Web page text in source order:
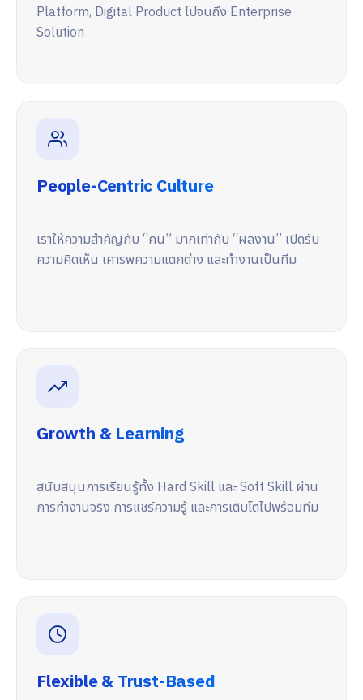
Platform, Digital Product ไปจนถึง Enterprise
Solution
People-Centric Culture
เราให้ความสำคัญกับ “คน” มากเท่ากับ “ผลงาน” เปิดรับ
ความคิดเห็น เคารพความแตกต่าง และทำงานเป็นทีม
Growth & Learning
สนับสนุนการเรียนรู้ทั้ง Hard Skill และ Soft Skill ผ่าน
การทำงานจริง การแชร์ความรู้ และการเติบโตไปพร้อมทีม
Flexible & Trust-Based